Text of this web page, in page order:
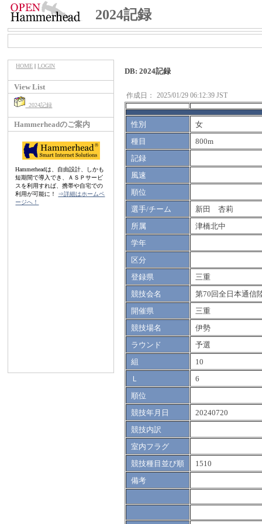
2024記録
HOME |LOGIN
View List
2024記録
Hammerheadのご案内
Hammerheadは、自由設計、しかも
短期間で導入でき、ＡＳＰサービ
スを利用すれば、携帯や自宅での
利用が可能に！ ⇒詳細はホームペ
ージへ！
DB: 2024記録
作成日： 2025/01/29 06:12:39 JST
性別
女
種目
800m
記録
風速
順位
選手/チーム
新田 杏莉
所属
津橋北中
学年
区分
登録県
三重
競技会名
第70回全日本通信
開催県
三重
競技場名
伊勢
ラウンド
予選
組
10
Ｌ
6
順位
競技年月日
20240720
競技内訳
室内フラグ
競技種目並び順
1510
備考